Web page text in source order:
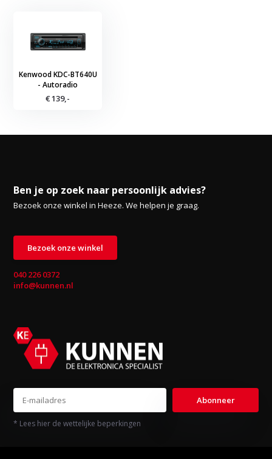
Kenwood KDC-BT640U
- Autoradio
€ 139,-
Ben je op zoek naar persoonlijk advies?
Bezoek onze winkel in Heeze. We helpen je graag.
Bezoek onze winkel
040 226 0372
info@kunnen.nl
Abonneer
* Lees hier de wettelijke beperkingen